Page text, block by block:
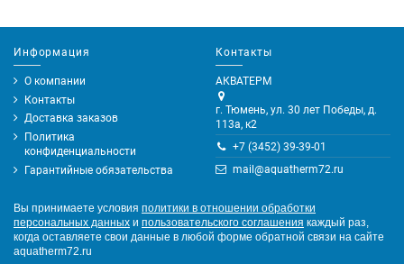
Информация
О компании
Контакты
Доставка заказов
Политика
конфиденциальности
Гарантийные обязательства
Контакты
АКВАТЕРМ
г. Тюмень, ул. 30 лет Победы, д.
113а, к2
+7 (3452) 39-39-01
mail@aquatherm72.ru
Вы принимаете условия политики в отношении обработки
персональных данных и пользовательского соглашения каждый раз,
когда оставляете свои данные в любой форме обратной связи на сайте
aquatherm72.ru